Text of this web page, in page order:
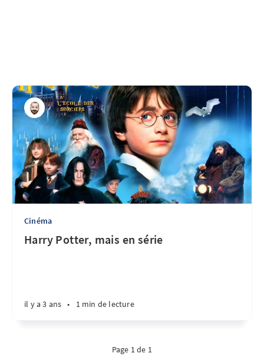
Cinéma
Harry Potter, mais en série
il y a 3 ans • 1 min de lecture
Page 1 de 1